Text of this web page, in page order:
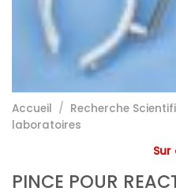
Accueil / Recherche
laboratoires
PINCE POUR